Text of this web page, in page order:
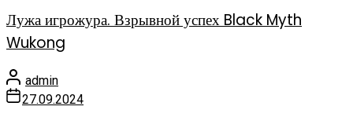
Лужа игрожура. Взрывной успех Black Myth
Wukong
admin
27.09.2024